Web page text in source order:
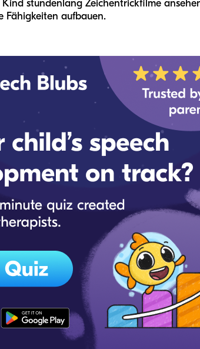
stundenlang Zeichentrickfilme
Fähigkeiten aufbauen.